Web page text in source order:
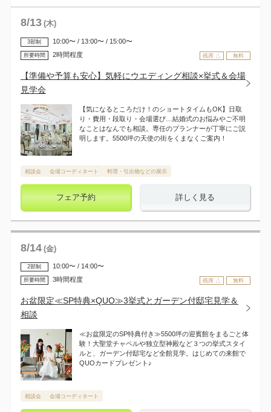
8/13 (木)
残席 △ 無料
3部制 10:00〜 / 13:00〜 / 15:00〜
所要時間 2時間程度
【準備や予算も安心】気軽にウエディング相談×挙式＆会場
見学会
【気になるところだけ！のショートタイムもOK】日取
り・費用・段取り・会場選び…結婚式のお悩みやご不明
なことはなんでも相談。専任のプランナーが丁寧にご説
明します。5500坪の天使の街をくまなくご案内！
相談会 会場コーディネート 料理・引出物などの展示
フェア予約 詳しく見る
8/14 (金)
残席 △ 無料
2部制 10:00〜 / 14:00〜
所要時間 3時間程度
お盆限定≪SP特典×QUO≫3挙式とガーデン付邸宅見学＆
相談
≪お盆限定のSP特典付き≫5500坪の迎賓館をまるごと体
験！大聖堂チャペルや独立型神殿など３つの挙式スタイ
ルと、ガーデン付邸宅など全館見学。はじめての来館で
QUOカードプレゼント♪
相談会 会場コーディネート